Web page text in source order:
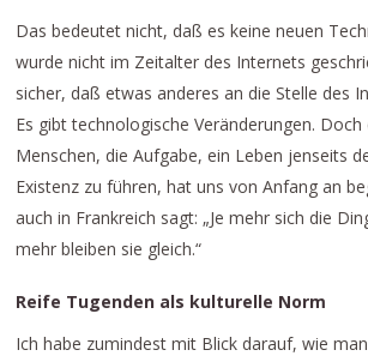
Das bedeutet nicht, daß es keine neuen
wurde nicht im Zeitalter des Internets
sicher, daß etwas anderes an die Stelle des
Es gibt technologische Veränderungen.
Menschen, die Aufgabe, ein Leben jenseits
Existenz zu führen, hat uns von Anfang an
auch in Frankreich sagt: „Je mehr sich die
mehr bleiben sie gleich.“
Reife Tugenden als kulturelle Norm
Ich habe zumindest mit Blick darauf, wie